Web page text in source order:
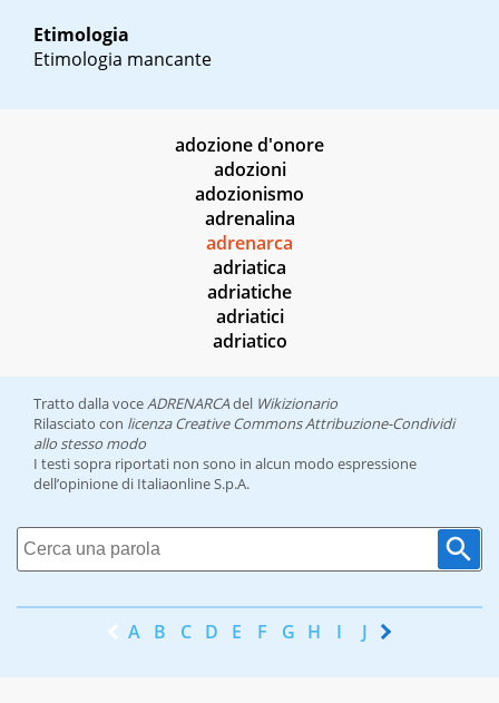
Etimologia
Etimologia mancante
adozione d'onore
adozioni
adozionismo
adrenalina
adrenarca
adriatica
adriatiche
adriatici
adriatico
Tratto dalla voceADRENARCAdel Wikizionario
Rilasciato con licenza Creative Commons Attribuzione-Condividi
allo stesso modo
I testi sopra riportati non sono in alcun modo espressione
dell’opinione di Italiaonline S.p.A.
A B C D E F G H I J K